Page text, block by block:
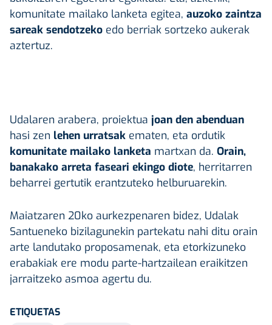
komunitate mailako lanketa egitea, auzoko zaintza
sareak sendotzeko edo berriak sortzeko aukerak
aztertuz.
Udalaren arabera, proiektua joan den abenduan
hasi zen lehen urratsak ematen, eta ordutik
komunitate mailako lanketa martxan da. Orain,
banakako arreta faseari ekingo diote, herritarren
beharrei gertutik erantzuteko helburuarekin.
Maiatzaren 20ko aurkezpenaren bidez, Udalak
Santueneko bizilagunekin partekatu nahi ditu orain
arte landutako proposamenak, eta etorkizuneko
erabakiak ere modu parte-hartzailean eraikitzen
jarraitzeko asmoa agertu du.
ETIQUETAS